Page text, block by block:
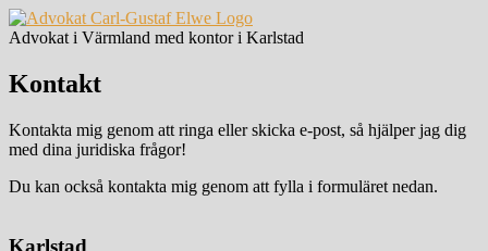
Advokat i Värmland med kontor i Karlstad
Kontakt
Kontakta mig genom att ringa eller skicka e-post, så hjälper jag dig
med dina juridiska frågor!
Du kan också kontakta mig genom att fylla i formuläret nedan.
Karlstad